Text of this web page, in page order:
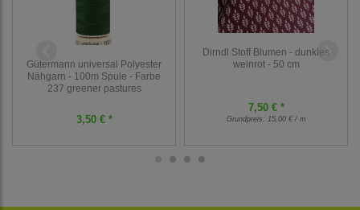
Gütermann universal Polyester
Nähgarn - 100m Spule - Farbe
237 greener pastures
3,50 € *
Dirndl Stoff Blumen - dunkles
weinrot - 50 cm
7,50 € *
Grundpreis: 15,00 € / m